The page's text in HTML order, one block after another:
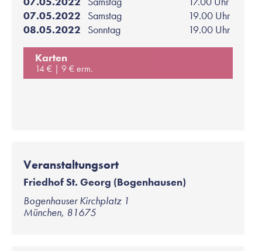
07.05.2022
Samstag
19.00 Uhr
08.05.2022
Sonntag 19.00 Uhr
Karten
14 € 9 € erm.
Veranstaltungsort
Friedhof St. Georg (Bogenhausen)
Bogenhauser Kirchplatz 1
München, 81675